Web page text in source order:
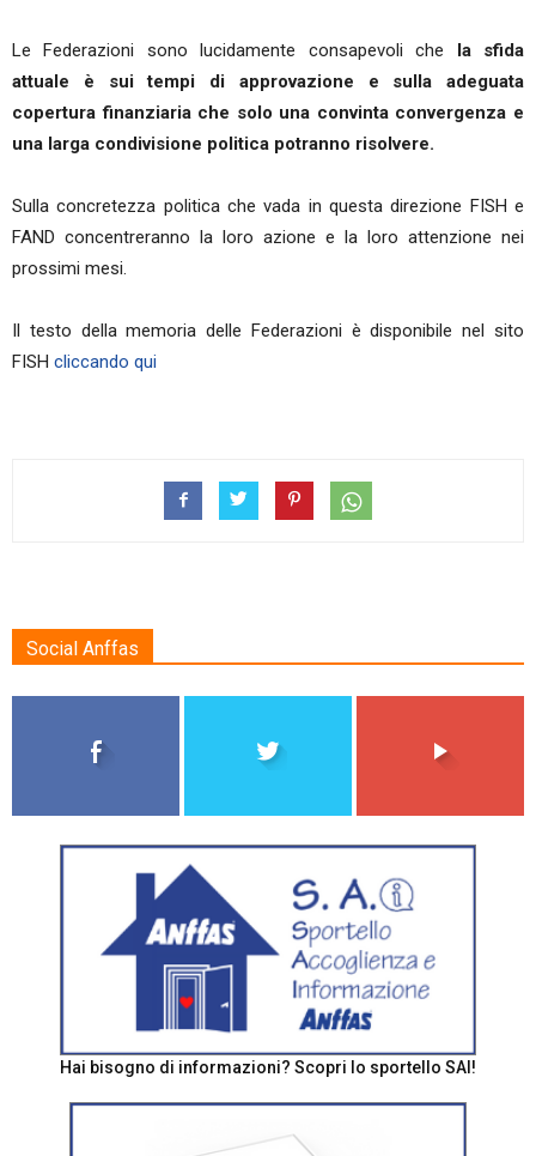
Le Federazioni sono lucidamente consapevoli che la sfida
attuale è sui tempi di approvazione e sulla adeguata
copertura finanziaria che solo una convinta convergenza e
una larga condivisione politica potranno risolvere.
Sulla concretezza politica che vada in questa direzione FISH e
FAND concentreranno la loro azione e la loro attenzione nei
prossimi mesi.
Il testo della memoria delle Federazioni è disponibile nel sito
FISH cliccando qui
Social Anffas
Hai bisogno di informazioni? Scopri lo sportello SAI!